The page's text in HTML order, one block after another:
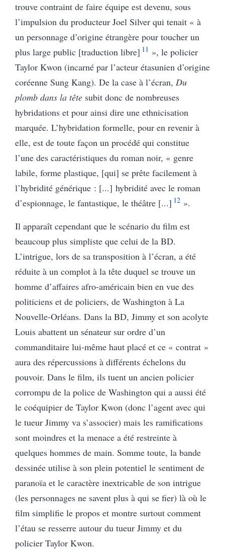
trouve contraint de faire équipe est devenu, sous
l’impulsion du producteur Joel Silver qui tenait « à
un personnage d’origine étrangère pour toucher un
plus large public [traduction libre] 11 », le policier
Taylor Kwon (incarné par l’acteur étasunien d’origine
coréenne Sung Kang). De la case à l’écran, Du
plomb dans la tête subit donc de nombreuses
hybridations et pour ainsi dire une ethnicisation
marquée. L’hybridation formelle, pour en revenir à
elle, est de toute façon un procédé qui constitue
l’une des caractéristiques du roman noir, « genre
labile, forme plastique, [qui] se prête facilement à
l’hybridité générique : [...] hybridité avec le roman
d’espionnage, le fantastique, le théâtre [...] 12».
Il apparaît cependant que le scénario du film est
beaucoup plus simpliste que celui de la BD.
L’intrigue, lors de sa transposition à l’écran, a été
réduite à un complot à la tête duquel se trouve un
homme d’affaires afro-américain bien en vue des
politiciens et de policiers, de Washington à La
Nouvelle-Orléans. Dans la BD, Jimmy et son acolyte
Louis abattent un sénateur sur ordre d’un
commanditaire lui-même haut placé et ce « contrat »
aura des répercussions à différents échelons du
pouvoir. Dans le film, ils tuent un ancien policier
corrompu de la police de Washington qui a aussi été
le coéquipier de Taylor Kwon (donc l’agent avec qui
le tueur Jimmy va s’associer) mais les ramifications
sont moindres et la menace a été restreinte à
quelques hommes de main. Somme toute, la bande
dessinée utilise à son plein potentiel le sentiment de
paranoïa et le caractère inextricable de son intrigue
(les personnages ne savent plus à qui se fier) là où le
film simplifie le propos et montre surtout comment
l’étau se resserre autour du tueur Jimmy et du
policier Taylor Kwon.